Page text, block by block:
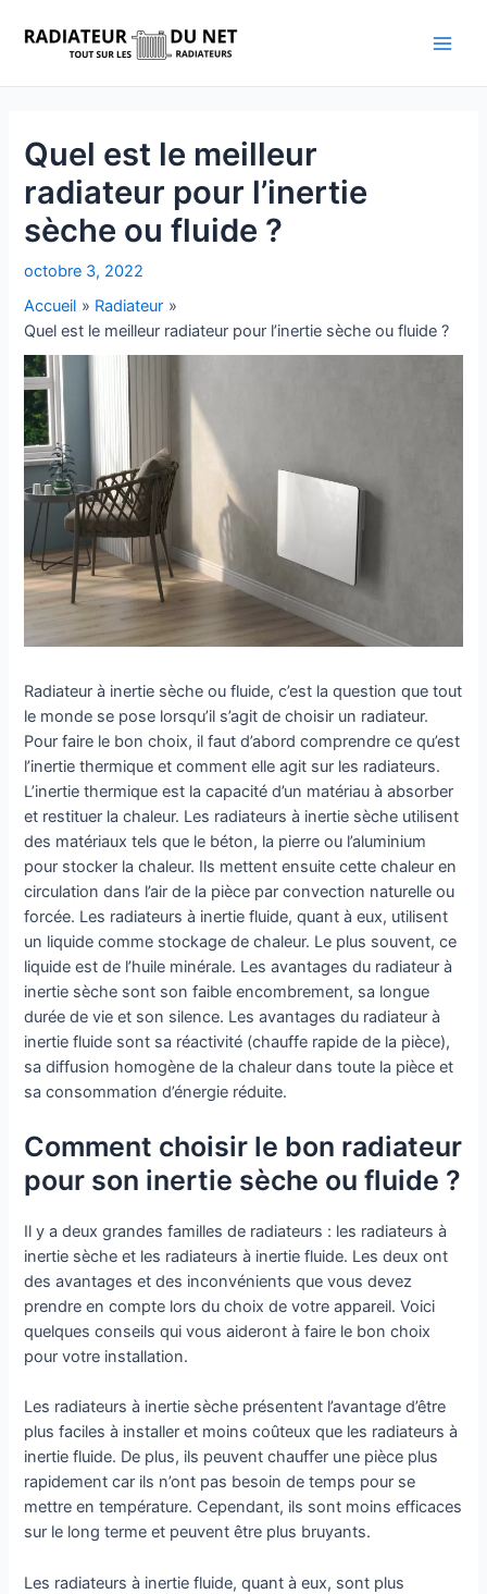
Quel est le meilleur
radiateur pour l’inertie
sèche ou fluide ?
octobre 3, 2022
Accueil
Radiateur
Quel est le meilleur radiateur pour l’inertie sèche ou fluide ?
Radiateur à inertie sèche ou fluide, c’est la question que tout
le monde se pose lorsqu’il s’agit de choisir un radiateur.
Pour faire le bon choix, il faut d’abord comprendre ce qu’est
l’inertie thermique et comment elle agit sur les radiateurs.
L’inertie thermique est la capacité d’un matériau à absorber
et restituer la chaleur. Les radiateurs à inertie sèche utilisent
des matériaux tels que le béton, la pierre ou l’aluminium
pour stocker la chaleur. Ils mettent ensuite cette chaleur en
circulation dans l’air de la pièce par convection naturelle ou
forcée. Les radiateurs à inertie fluide, quant à eux, utilisent
un liquide comme stockage de chaleur. Le plus souvent, ce
liquide est de l’huile minérale. Les avantages du radiateur à
inertie sèche sont son faible encombrement, sa longue
durée de vie et son silence. Les avantages du radiateur à
inertie fluide sont sa réactivité (chauffe rapide de la pièce),
sa diffusion homogène de la chaleur dans toute la pièce et
sa consommation d’énergie réduite.
Comment choisir le bon radiateur
pour son inertie sèche ou fluide ?
Il y a deux grandes familles de radiateurs : les radiateurs à
inertie sèche et les radiateurs à inertie fluide. Les deux ont
des avantages et des inconvénients que vous devez
prendre en compte lors du choix de votre appareil. Voici
quelques conseils qui vous aideront à faire le bon choix
pour votre installation.
Les radiateurs à inertie sèche présentent l’avantage d’être
plus faciles à installer et moins coûteux que les radiateurs à
inertie fluide. De plus, ils peuvent chauffer une pièce plus
rapidement car ils n’ont pas besoin de temps pour se
mettre en température. Cependant, ils sont moins efficaces
sur le long terme et peuvent être plus bruyants.
Les radiateurs à inertie fluide, quant à eux, sont plus